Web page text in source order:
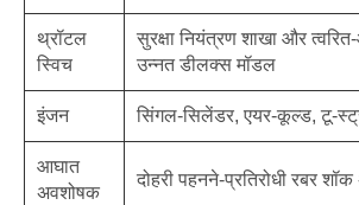
थ्रॉटल
स्विच
सुरक्षा नियंत्रण शाखा और
उन्नत डीलक्स मॉडल
इंजन सिंगल-सिलेंडर, एयर-कूल्ड, टू-
आघात
अवशोषक
दोहरी पहनने-प्रतिरोधी रबर